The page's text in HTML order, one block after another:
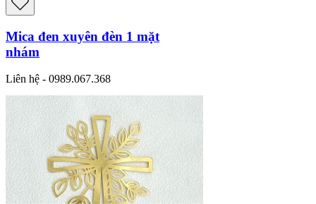
Mica đen xuyên đèn 1 mặt
nhám
Liên hệ - 0989.067.368